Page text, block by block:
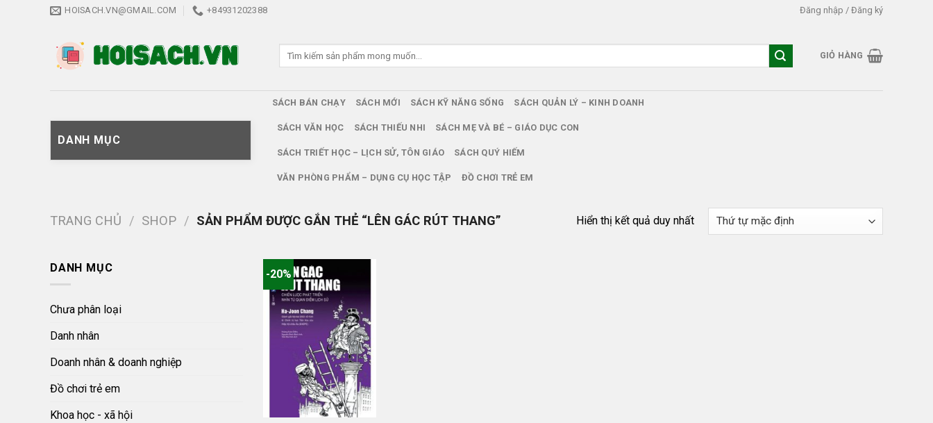
HOISACH.VN@GMAIL.COM +84931202388 Đăng nhập / Đăng ký
GIỎ HÀNG
DANH MỤC
SÁCH BÁN CHẠY SÁCH MỚI SÁCH KỸ NĂNG SỐNG SÁCH QUẢN LÝ – KINH DOANH
SÁCH VĂN HỌC SÁCH THIẾU NHI SÁCH MẸ VÀ BÉ – GIÁO DỤC CON
SÁCH TRIẾT HỌC – LỊCH SỬ, TÔN GIÁO SÁCH QUÝ HIẾM
VĂN PHÒNG PHẨM – DỤNG CỤ HỌC TẬP ĐỒ CHƠI TRẺ EM
TRANG CHỦ / SHOP / SẢN PHẨM ĐƯỢC GẮN THẺ “LÊN GÁC RÚT THANG” Hiển thị kết quả duy nhất
DANH MỤC
Chưa phân loại
Danh nhân
Doanh nhân & doanh nghiệp
Đồ chơi trẻ em
Khoa học - xã hội
-20%